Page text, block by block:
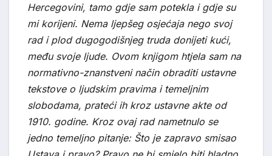
Hercegovini, tamo gdje sam potekla i gdje su
mi korijeni. Nema ljepšeg osjećaja nego svoj
rad i plod dugogodišnjeg truda donijeti kući,
među svoje ljude. Ovom knjigom htjela sam na
normativno-znanstveni način obraditi ustavne
tekstove o ljudskim pravima i temeljnim
slobodama, prateći ih kroz ustavne akte od
1910. godine. Kroz ovaj rad nametnulo se
jedno temeljno pitanje: Što je zapravo smisao